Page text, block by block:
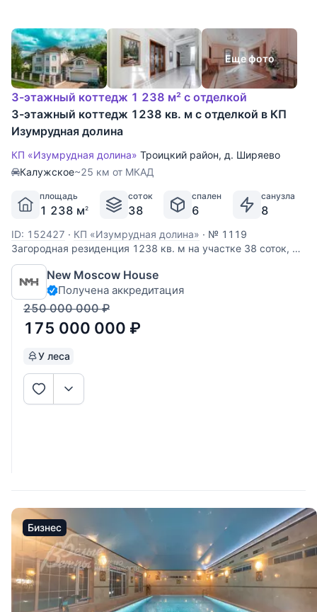
Еще фото
3-этажный коттедж 1 238 м² с отделкой
3-этажный коттедж 1238 кв. м с отделкой в КП
Изумрудная долина
КП «Изумрудная долина» Троицкий район, д. Ширяево
Калужское~25 км от МКАД
площадь
1 238 м2
соток
38
спален
6
санузла
8
ID: 152427 · КП «Изумрудная долина» · № 1119
Загородная резиденция 1238 кв. м на участке 38 соток, в
коттеджном поселке бизнес-класса «Изумрудная долина».
Поселок расположен в 23 км от МКАД по Калужскому
шоссе. Деревня Ширяево, поселение Первомайское,
Москва. Ключевые особенности:
New Moscow House
Получена аккредитация
250 000 000 ₽
175 000 000 ₽
У леса
Бизнес